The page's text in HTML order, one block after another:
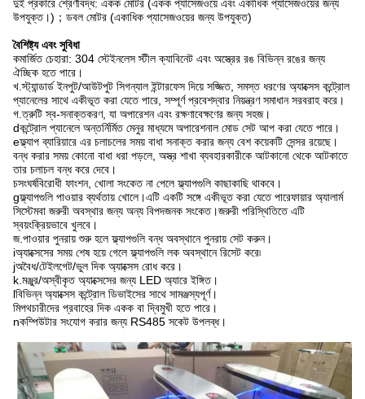
দুই প্রকারে শ্রেণীবদ্ধ: একক মোটর (একক প্যাসেজওয়ে এবং একাধিক প্যাসেজওয়ের জন্য
উপযুক্ত।)；ডবল মোটর (একাধিক প্যাসেজওয়ের জন্য উপযুক্ত)
বৈশিষ্ট্য এবং সুবিধা
কমার্জিত চেহারা: 304 স্টেইনলেস স্টীল ক্যাবিনেট এবং অস্ত্রের রঙ বিভিন্ন রঙের জন্য
ঐচ্ছিক হতে পারে।
খ.স্ট্যান্ডার্ড ইনপুট/আউটপুট সিগন্যাল ইন্টারফেস দিয়ে সজ্জিত, সমস্ত ধরণের অ্যাক্সেস কন্ট্রোল
প্যানেলের সাথে একীভূত করা যেতে পারে, সম্পূর্ণ প্রবেশদ্বার নিয়ন্ত্রণ সমাধান সরবরাহ করে।
গ.ত্রুটি স্ব-সনাক্তকরণ, যা অপারেশন এবং রক্ষণাবেক্ষণের জন্য সহজ।
dকন্ট্রোল প্যানেলে অন্তর্নির্মিত মেনুর মাধ্যমে অপারেশনাল মোড সেট আপ করা যেতে পারে।
eফ্ল্যাপ ব্যারিয়ারে এর চলাচলের সময় বাধা সনাক্ত করার জন্য বেশ কয়েকটি সেন্সর রয়েছে।
বন্ধ করার সময় কোনো বাধা ধরা পড়লে, অস্ত্র শাখা ব্যবহারকারীকে আটকানো থেকে আটকাতে
তার চলাচল বন্ধ করে দেবে।
চসংঘর্ষবিরোধী ফাংশন, খোলা সংকেত না পেলে ফ্ল্যাপগুলি কাছাকাছি থাকবে।
gফ্ল্যাপগুলি পাওয়ার ব্যর্থতায় খোলে।এটি একটি সঙ্গে একীভূত করা যেতে পারেফায়ার অ্যালার্ম
সিস্টেমবা জরুরী অবস্থার জন্য অন্য বিপদজনক সংকেত।জরুরী পরিস্থিতিতে এটি
স্বয়ংক্রিয়ভাবে খুলবে।
জ.পাওয়ার পুনরায় শুরু হলে ফ্ল্যাপগুলি বন্ধ অবস্থানে পুনরায় সেট করুন।
iঅ্যাক্সেসের সময় শেষ হয়ে গেলে ফ্ল্যাপগুলি লক অবস্থানে রিসেট করে৷
jঅবৈধ/টেইলগেট/ভুল দিক অ্যাক্সেস রোধ করে।
k.মঞ্জুর/অস্বীকৃত অ্যাক্সেসের জন্য LED অ্যারে ইঙ্গিত।
lবিভিন্ন অ্যাক্সেস কন্ট্রোল ডিভাইসের সাথে সামঞ্জস্যপূর্ণ।
মিপথচারীদের প্রবাহের দিক একক বা দ্বিমুখী হতে পারে।
nকম্পিউটার সংযোগ করার জন্য RS485 সকেট উপলব্ধ।